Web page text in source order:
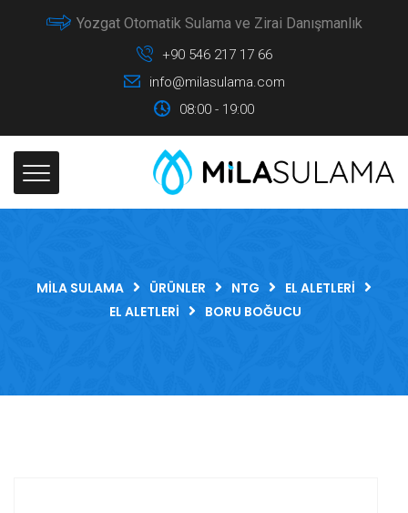
Yozgat Otomatik Sulama ve Zirai Danışmanlık
+90 546 217 17 66
info@milasulama.com
08:00 - 19:00
MILA SULAMA ÜRÜNLER NTG
EL ALETLERI
EL ALETLERI
BORU BOĞUCU